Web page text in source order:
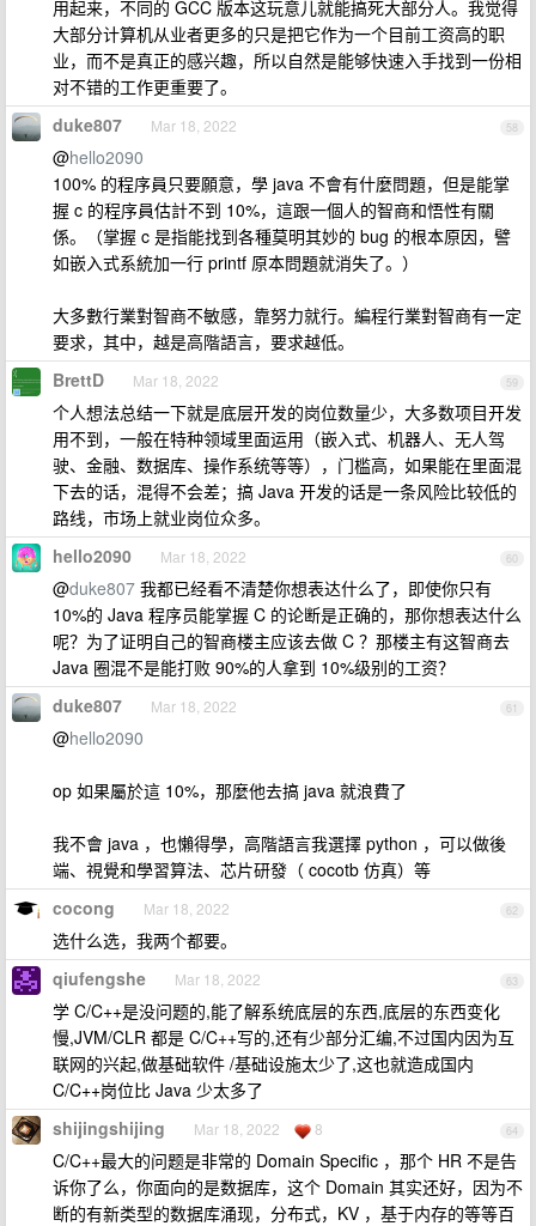
用起来，不同的 GCC 版本这玩意儿就能搞死大部分人。我觉得
大部分计算机从业者更多的只是把它作为一个目前工资高的职
业，而不是真正的感兴趣，所以自然是能够快速入手找到一份相
对不错的工作更重要了。
58
duke807 Mar 18, 2022
@hello2090
100% 的程序員只要願意，學 java 不會有什麼問題，但是能掌
握 c 的程序員估計不到 10%，這跟一個人的智商和悟性有關
係。（掌握 c 是指能找到各種莫明其妙的 bug 的根本原因，譬
如嵌入式系統加一行 printf 原本問題就消失了。）
大多數行業對智商不敏感，靠努力就行。編程行業對智商有一定
要求，其中，越是高階語言，要求越低。
59
BrettD Mar 18, 2022
个人想法总结一下就是底层开发的岗位数量少，大多数项目开发
用不到，一般在特种领域里面运用（嵌入式、机器人、无人驾
驶、金融、数据库、操作系统等等），门槛高，如果能在里面混
下去的话，混得不会差；搞 Java 开发的话是一条风险比较低的
路线，市场上就业岗位众多。
60
hello2090 Mar 18, 2022
@duke807 我都已经看不清楚你想表达什么了，即使你只有
10%的 Java 程序员能掌握 C 的论断是正确的，那你想表达什么
呢？为了证明自己的智商楼主应该去做 C ？那楼主有这智商去
Java 圈混不是能打败 90%的人拿到 10%级别的工资？
61
duke807 Mar 18, 2022
@hello2090
op 如果屬於這 10%，那麼他去搞 java 就浪費了
我不會 java ，也懶得學，高階語言我選擇 python ，可以做後
端、視覺和學習算法、芯片研發（ cocotb 仿真）等
62
cocong Mar 18, 2022
选什么选，我两个都要。
63
qiufengshe Mar 18, 2022
学 C/C++是没问题的,能了解系统底层的东西,底层的东西变化
慢,JVM/CLR 都是 C/C++写的,还有少部分汇编,不过国内因为互
联网的兴起,做基础软件 /基础设施太少了,这也就造成国内
C/C++岗位比 Java 少太多了
64
shijingshijing Mar 18, 2022 8
C/C++最大的问题是非常的 Domain Specific ，那个 HR 不是告
诉你了么，你面向的是数据库，这个 Domain 其实还好，因为不
断的有新类型的数据库涌现，分布式，KV ，基于内存的等等百